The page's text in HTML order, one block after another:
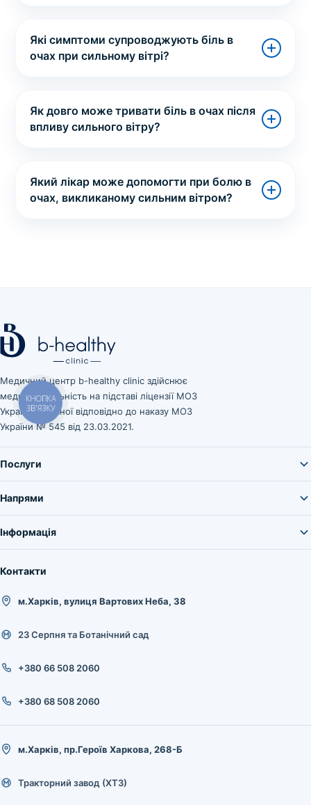
Які симптоми супроводжують біль в
очах при сильному вітрі?
Як довго може тривати біль в очах після
впливу сильного вітру?
Який лікар може допомогти при болю в
очах, викликаному сильним вітром?
Медичний центр b-healthy clinic здійснює
медичну діяльність на підставі ліцензії МОЗ
України, виданої відповідно до наказу МОЗ
України № 545 від 23.03.2021.
Послуги
Напрями
Інформація
Контакти
м.Харків, вулиця Вартових Неба, 38
23 Серпня та Ботанічний сад
+380 66 508 2060
+380 68 508 2060
м.Харків, пр.Героїв Харкова, 268-Б
Тракторний завод (ХТЗ)
КНОПКА
ЗВ'ЯЗКУ